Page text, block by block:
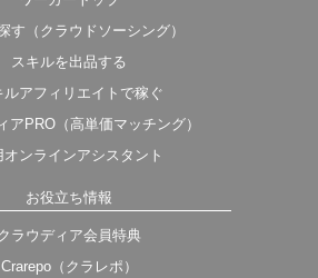
す（クラウドソーシング）
スキルを出品する
ルアフィリエイトで稼ぐ
アPRO（高単価マッチング）
オンラインアシスタント
お役立ち情報
ラウディア会員特典
Crarepo（クラレポ）